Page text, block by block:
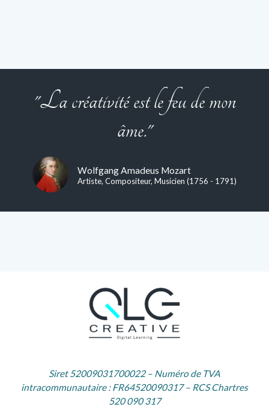
"La créativité est le feu de mon
âme."
Wolfgang Amadeus Mozart
Artiste, Compositeur, Musicien (1756 - 1791)
Siret 52009031700022 – Numéro de TVA
intracommunautaire : FR64520090317 – RCS Chartres
520 090 317